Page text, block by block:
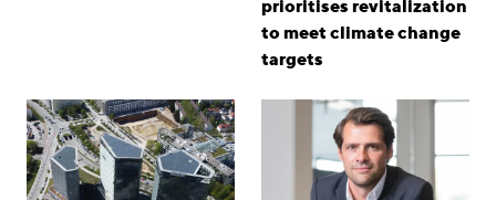
prioritises revitalization
to meet climate change
targets